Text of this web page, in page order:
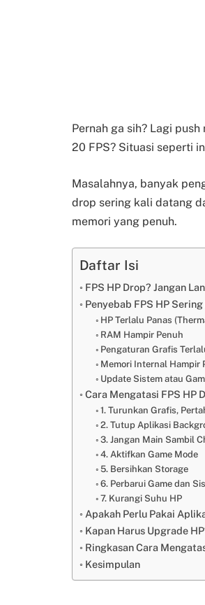
Pernah ga sih? Lagi
20 FPS? Situasi seperti
Masalahnya, banyak
drop sering kali datang
memori yang penuh.
Daftar Isi
FPS HP Drop? Jangan
Penyebab FPS HP Sering
HP Terlalu Panas
RAM Hampir Penuh
Pengaturan Grafis
Memori Internal Hampir
Update Sistem atau
Cara Mengatasi FPS HP
1. Turunkan Grafis,
2. Tutup Aplikasi
3. Jangan Main Sambil
4. Aktifkan Game Mode
5. Bersihkan Storage
6. Perbarui Game dan
7. Kurangi Suhu HP
Apakah Perlu Pakai
Kapan Harus Upgrade
Ringkasan Cara
Kesimpulan